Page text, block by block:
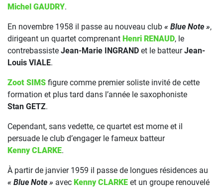
Michel GAUDRY.
En novembre 1958 il passe au nouveau club « Blue Note »,
dirigeant un quartet comprenant Henri RENAUD, le
contrebassiste Jean-Marie INGRAND et le batteurJean-
Louis VIALE.
Zoot SIMS figure comme premier soliste invité de cette
formation et plus tard dans l’année le saxophoniste
Stan GETZ.
Cependant, sans vedette, ce quartet est morne et il
persuade le club d’engager le fameux batteur
Kenny CLARKE.
À partir de janvier 1959 il passe de longues résidences au
« Blue Note » avec Kenny CLARKE et un groupe renouvelé